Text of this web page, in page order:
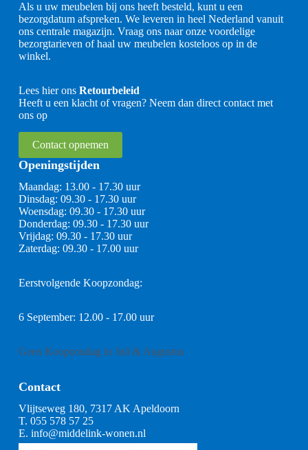
Als u uw meubelen bij ons heeft besteld, kunt u een
bezorgdatum afspreken. We leveren in heel Nederland vanuit
ons centrale magazijn. Vraag ons naar onze voordelige
bezorgtarieven of haal uw meubelen kosteloos op in de
winkel.
Lees hier ons Retourbeleid
Heeft u een klacht of vragen? Neem dan direct contact met
ons op
Contact opnemen
Openingstijden
Maandag: 13.00 - 17.30 uur
Dinsdag: 09.30 - 17.30 uur
Woensdag: 09.30 - 17.30 uur
Donderdag: 09.30 - 17.30 uur
Vrijdag: 09.30 - 17.30 uur
Zaterdag: 09.30 - 17.00 uur
Eerstvolgende Koopzondag:
6 September: 12.00 - 17.00 uur
Geen Koopzondag in Juli & Augustus
Contact
Vlijtseweg 180, 7317 AK Apeldoorn
T. 055 578 57 25
E. info@middelink-wonen.nl